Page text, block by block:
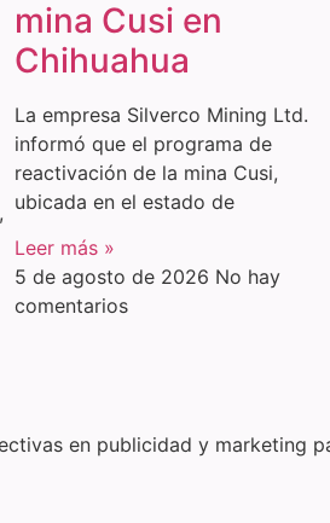
mina Cusi en
Chihuahua
La empresa Silverco Mining Ltd.
informó que el programa de
reactivación de la mina Cusi,
ubicada en el estado de
Leer más »
5 de agosto de 2026 No hay
comentarios
en publicidad y marketing